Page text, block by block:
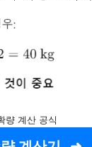
량 계산 공식